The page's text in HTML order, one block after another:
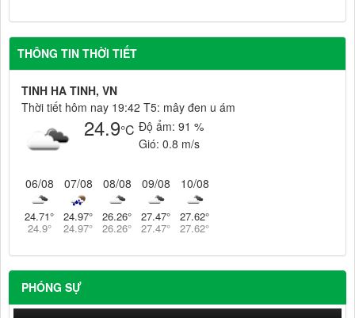
THÔNG TIN THỜI TIẾT
TINH HA TINH, VN
Thời tiết hôm nay 19:42 T5: mây đen u ám
24.9°C Độ ẩm: 91 %
Gió: 0.8 m/s
06/08
24.71°
24.9°
07/08
24.97°
24.97°
08/08
26.26°
26.26°
09/08
27.47°
27.47°
10/08
27.62°
27.62°
PHÓNG SỰ